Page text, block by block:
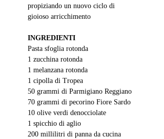
propiziando un nuovo ciclo di
gioioso arricchimento
INGREDIENTI
Pasta sfoglia rotonda
1 zucchina rotonda
1 melanzana rotonda
1 cipolla di Tropea
50 grammi di Parmigiano Reggiano
70 grammi di pecorino Fiore Sardo
10 olive verdi denocciolate
1 spicchio di aglio
200 millilitri di panna da cucina